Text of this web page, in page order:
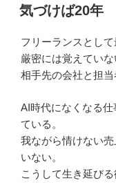
ト
境”
の
稿
日:
気づけば20年
フリーランスとして
厳密には覚えていな
相手先の会社と担当
AI時代になくなる
ている。
我ながら情けない
いない。
こうして生き延び